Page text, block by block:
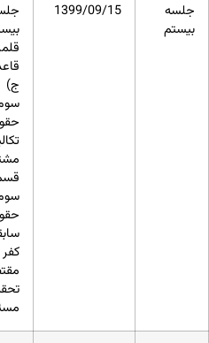
جلسه
بیستم
1399/09/15